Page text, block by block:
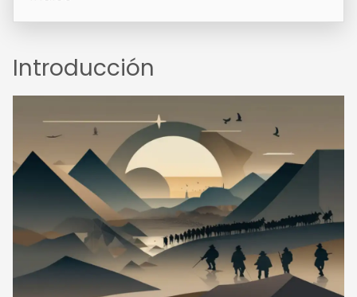
Introducción